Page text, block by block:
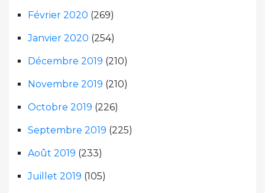
Février 2020 (269)
Janvier 2020 (254)
Décembre 2019 (210)
Novembre 2019 (210)
Octobre 2019 (226)
Septembre 2019 (225)
Août 2019 (233)
Juillet 2019 (105)